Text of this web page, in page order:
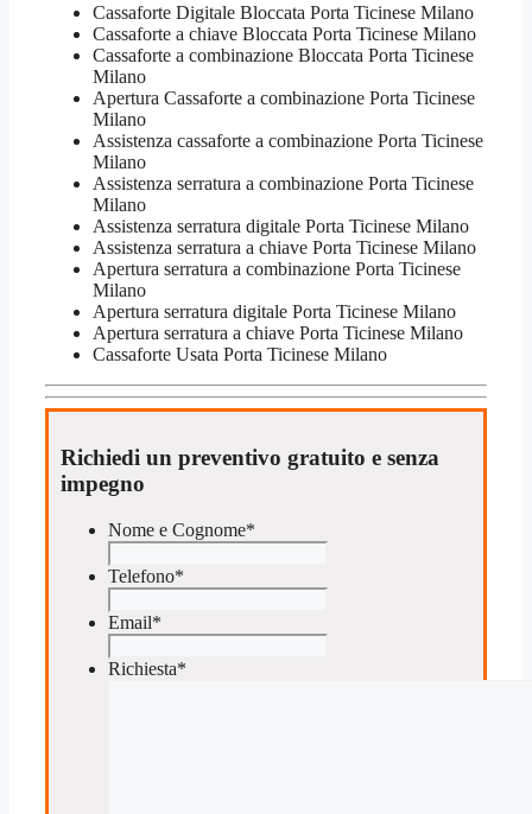
Cassaforte Digitale Bloccata Porta Ticinese Milano
Cassaforte a chiave Bloccata Porta Ticinese Milano
Cassaforte a combinazione Bloccata Porta Ticinese
Milano
​Apertura Cassaforte a combinazione Porta Ticinese
Milano
Assistenza cassaforte a combinazione Porta Ticinese
Milano
​Assistenza serratura​ ​a combinazione Porta Ticinese
Milano
Assistenza serratura ​digitale Porta Ticinese Milano
Assistenza serratura ​a chiave Porta Ticinese Milano
​Apertura serratura​ ​a combinazione Porta Ticinese
Milano
Apertura serratura​ ​digitale Porta Ticinese Milano
​Apertura serratura​ ​a chiave Porta Ticinese Milano
​Cassaforte Usata Porta Ticinese Milano
Richiedi un preventivo gratuito e senza
impegno
Nome e Cognome*
Telefono*
Email*
Richiesta*